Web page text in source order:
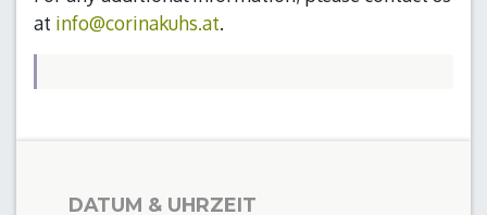
at info@corinakuhs.at.
DATUM & UHRZEIT